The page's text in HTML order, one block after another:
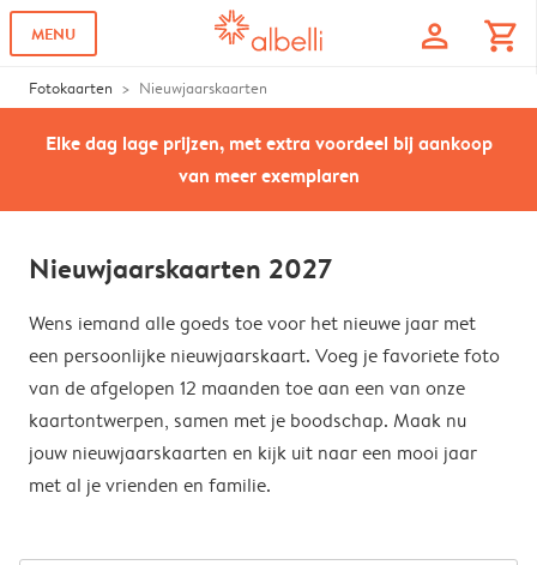
MENU profile shopping_cart
Fotokaarten Nieuwjaarskaarten
Elke dag lage prijzen, met extra voordeel bij aankoop
van meer exemplaren
Nieuwjaarskaarten 2027
Wens iemand alle goeds toe voor het nieuwe jaar met
een persoonlijke nieuwjaarskaart. Voeg je favoriete foto
van de afgelopen 12 maanden toe aan een van onze
kaartontwerpen, samen met je boodschap. Maak nu
jouw nieuwjaarskaarten en kijk uit naar een mooi jaar
met al je vrienden en familie.